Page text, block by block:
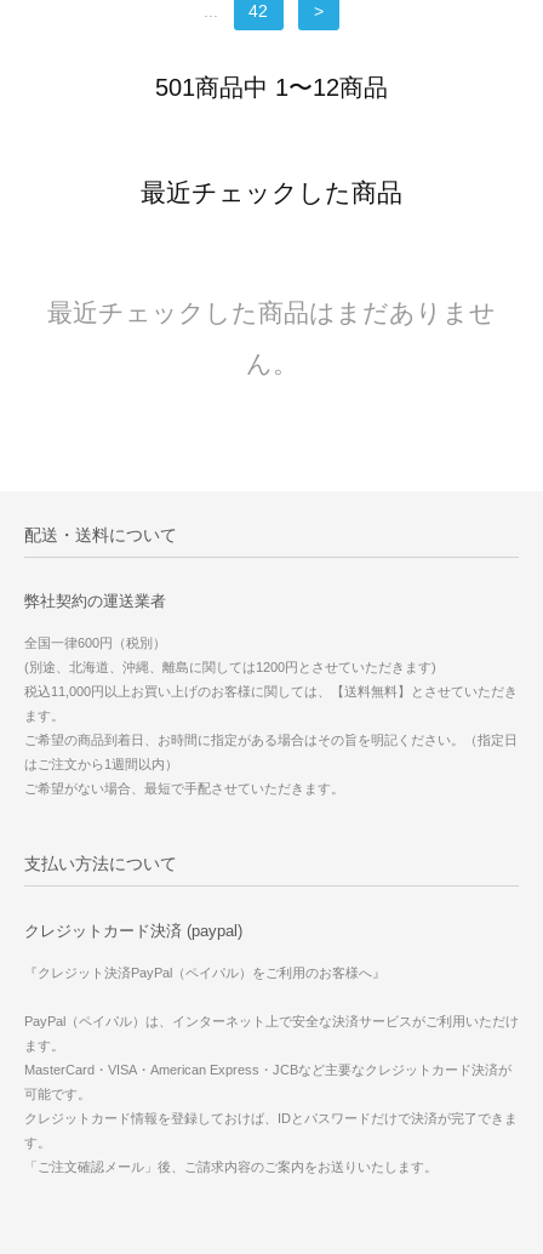
42 >
501商品中 1〜12商品
最近チェックした商品
最近チェックした商品はまだありませ
ん。
配送・送料について
弊社契約の運送業者
全国一律600円（税別）
(別途、北海道、沖縄、離島に関しては1200円とさせていただきます)
税込11,000円以上お買い上げのお客様に関しては、【送料無料】とさせていただき
ます。
ご希望の商品到着日、お時間に指定がある場合はその旨を明記ください。（指定日
はご注文から1週間以内）
ご希望がない場合、最短で手配させていただきます。
支払い方法について
クレジットカード決済 (paypal)
『クレジット決済PayPal（ペイパル）をご利用のお客様へ』
PayPal（ペイパル）は、インターネット上で安全な決済サービスがご利用いただけ
ます。
MasterCard・VISA・American Express・JCBなど主要なクレジットカード決済が
可能です。
クレジットカード情報を登録しておけば、IDとパスワードだけで決済が完了できま
す。
「ご注文確認メール」後、ご請求内容のご案内をお送りいたします。